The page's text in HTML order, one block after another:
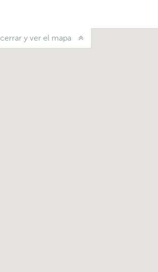
cerrar y ver el mapa